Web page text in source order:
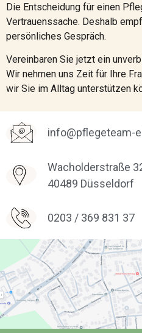
Die Entscheidung für einen
Vertrauenssache. Deshalb
persönliches Gespräch.
Vereinbaren Sie jetzt ein
Wir nehmen uns Zeit für Ihre
wir Sie im Alltag unterstützen
info@pflegeteam-
Wacholderstraße
40489 Düsseldorf
0203 / 369 831 37